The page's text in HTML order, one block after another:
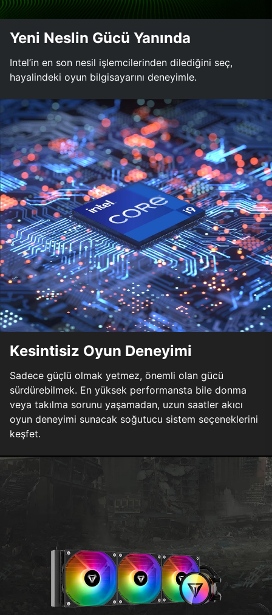
Yeni Neslin Gücü Yanında
Intel’in en son nesil işlemcilerinden dilediğini seç,
hayalindeki oyun bilgisayarını deneyimle.
Kesintisiz Oyun Deneyimi
Sadece güçlü olmak yetmez, önemli olan gücü
sürdürebilmek. En yüksek performansta bile donma
veya takılma sorunu yaşamadan, uzun saatler akıcı
oyun deneyimi sunacak soğutucu sistem seçeneklerini
keşfet.